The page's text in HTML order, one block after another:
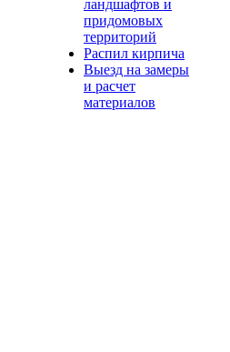
ландшафтов и
придомовых
территорий
Распил кирпича
Выезд на замеры
и расчет
материалов